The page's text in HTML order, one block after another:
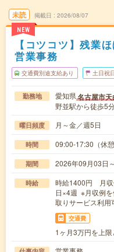
未読
NEW
掲載日 2026/08/07
【コツコツ】残業
営業事務
交通費別途支給あり 土日祝
勤務地 愛知県名古屋市
野並駅から徒歩5
曜日頻度 月～金／週5日
時間 09:00-17:30（休
期間 2026年09月03日
時給
時給1400円 月収
日×4週 ※月収例
取りサービス利用
交通費
1ヶ月3万円を上